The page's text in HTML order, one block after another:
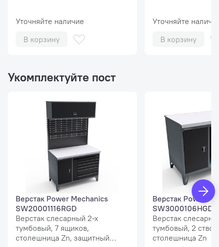
Уточняйте наличие
В корзину
Уточняйте
В корзину
Укомплектуйте пост
Верстак Power Mechanics
SW20001116RGD
Верстак слесарный 2-х
тумбовый, 7 ящиков,
столешница Zn, защитный
Верстак Power
SW3000106HGD
Верстак
тумбовый, 2
столешница Zn